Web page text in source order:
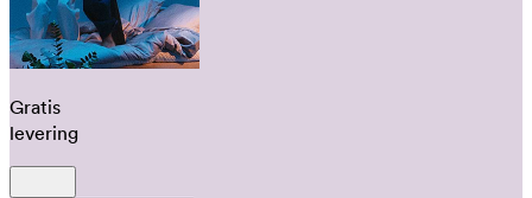
Gratis
levering